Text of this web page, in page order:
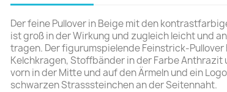
Der feine Pullover in Beige mit den
ist groß in der Wirkung und zugleich leicht und
tragen. Der figurumspielende Feinstrick-
Kelchkragen, Stoffbänder in der Farbe Anthrazit
vorn in der Mitte und auf den Ärmeln und ein
schwarzen Strasssteinchen an der Seitennaht.